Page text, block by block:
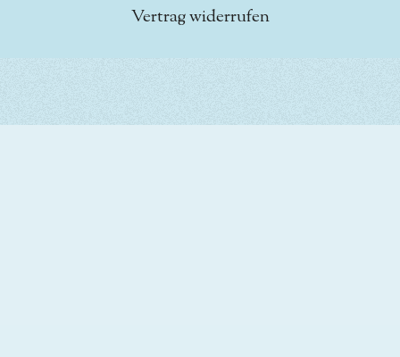
Vertrag widerrufen